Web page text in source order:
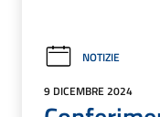
NOTIZIE
9 DICEMBRE 2024